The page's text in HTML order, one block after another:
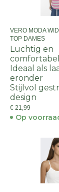
VERO MODA
TOP DAMES
Luchtig en
comfortabel
Ideaal als
eronder
Stijlvol
design
€ 21,99
Op